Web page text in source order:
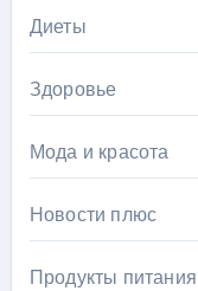
Диеты
Здоровье
Мода и красота
Новости плюс
Продукты питания